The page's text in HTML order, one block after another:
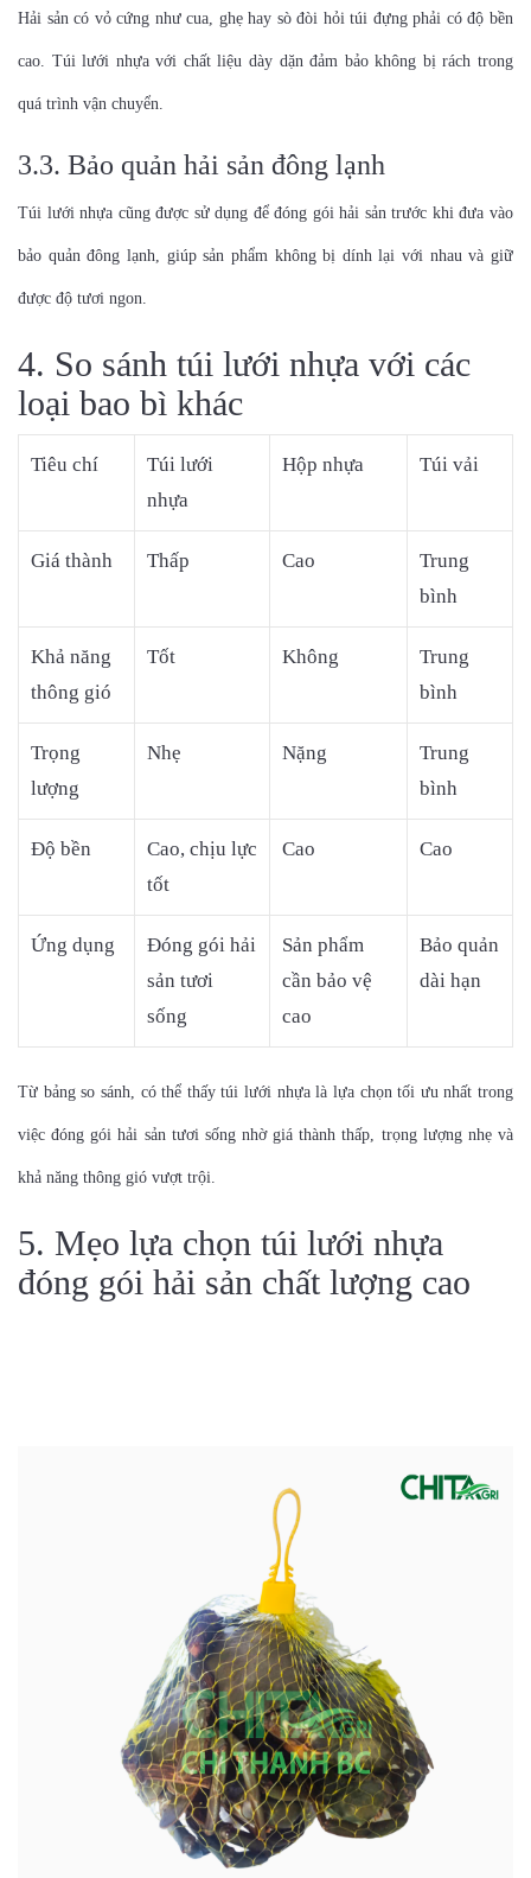
Hải sản có vỏ cứng như cua, ghẹ hay sò đòi hỏi túi đựng phải có độ bền
cao. Túi lưới nhựa với chất liệu dày dặn đảm bảo không bị rách trong
quá trình vận chuyển.
3.3. Bảo quản hải sản đông lạnh
Túi lưới nhựa cũng được sử dụng để đóng gói hải sản trước khi đưa vào
bảo quản đông lạnh, giúp sản phẩm không bị dính lại với nhau và giữ
được độ tươi ngon.
4. So sánh túi lưới nhựa với các
loại bao bì khác
Tiêu chí
Túi lưới
nhựa
Hộp nhựa Túi vải
Giá thành Thấp Cao
Trung
bình
Khả năng
thông gió
Tốt Không
Trung
bình
Trọng
lượng
Nhẹ Nặng
Trung
bình
Độ bền
Cao, chịu lực
tốt
Cao Cao
Ứng dụng
Đóng gói hải
sản tươi
sống
Sản phẩm
cần bảo vệ
cao
Bảo quản
dài hạn
Từ bảng so sánh, có thể thấy túi lưới nhựa là lựa chọn tối ưu nhất trong
việc đóng gói hải sản tươi sống nhờ giá thành thấp, trọng lượng nhẹ và
khả năng thông gió vượt trội.
5. Mẹo lựa chọn túi lưới nhựa
đóng gói hải sản chất lượng cao